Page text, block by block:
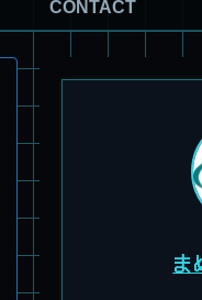
CONTACT
ま
パチ組塗装★モデロイ